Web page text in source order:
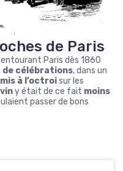
de Paris
Paris dès 1860
de célébrations, dans un
à l’octroisur les
viny était de ce fait moins
passer de bons